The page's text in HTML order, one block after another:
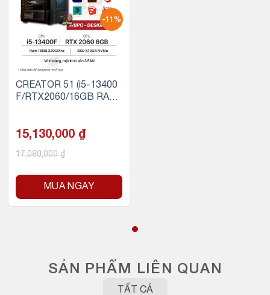
-11%
CREATOR 51 (i5-13400
F/RTX2060/16GB RAM/
15,130,000 ₫
17,080,000₫
MUA NGAY
SẢN PHẨM LIÊN QUAN
TẤT CẢ